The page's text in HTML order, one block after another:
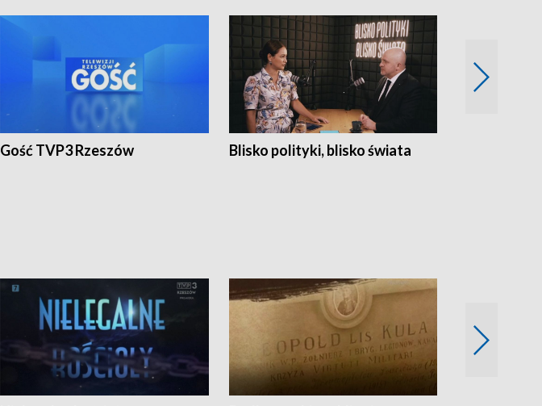
Gość TVP3 Rzeszów Blisko polityki, blisko świata